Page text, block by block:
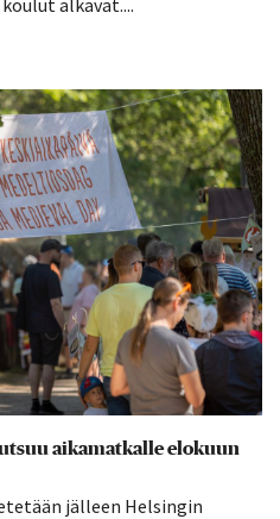
aikamatkalle elokuun
jälleen Helsingin